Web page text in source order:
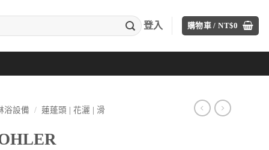
登入 購物車 /NT$0
浴設備 / 蓮蓬頭 | 花灑 | 滑